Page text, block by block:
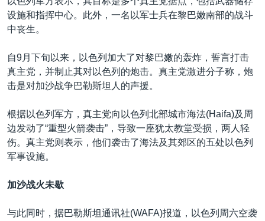
设施和指挥中心。此外，一名以军士兵在黎巴嫩南部的战斗
中丧生。
自9月下旬以来，以色列加大了对黎巴嫩的轰炸，誓言打击
真主党，并制止其对以色列的炮击。真主党激进分子称，炮
击是对加沙战争巴勒斯坦人的声援。
根据以色列军方，真主党向以色列北部城市海法(Haifa)及周
边发动了“重型火箭袭击”，导致一座犹太教堂受损，两人轻
伤。真主党则表示，他们袭击了海法及其郊区的五处以色列
军事设施。
加沙战火未歇
与此同时，据巴勒斯坦通讯社(WAFA)报道，以色列周六空袭